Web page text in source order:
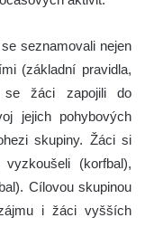
seznamovali nejen
(základní pravidla,
se žáci zapojili do
jejich pohybových
skupiny. Žáci si
(korfbal),
Cílovou skupinou
i žáci vyšších